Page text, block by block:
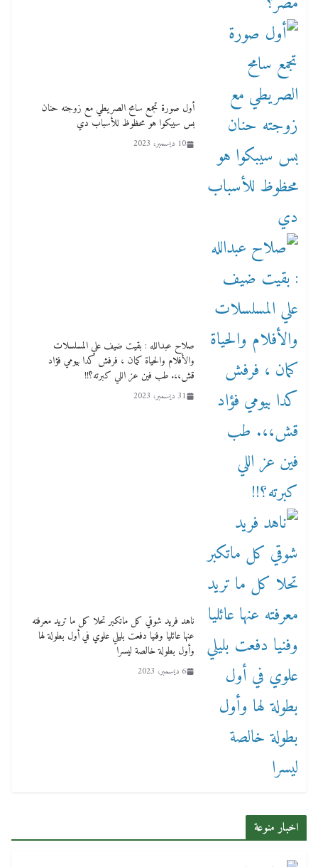
أول صورة تجمع سامح الصريطي مع زوجته حنان
بس سيبكوا هو محظوظ للأسباب دي
10 ديسمبر، 2023
صلاح عبدالله : بقيت ضيف علي المسلسلات
والأفلام والحياة كمان ، فرفش كدا بيومي فؤاد
قش،،. طب فين عز اللي كبرته؟!!
31 ديسمبر، 2023
ناهد فريد شوقي كل ماتكبر تحلا كل ما تريد معرفته
عنها عائليا وفنيا دفعت بليلي علوي في أول بطولة لها
وأول بطولة خالصة ليسرا
6 ديسمبر، 2023
اخبار منوعة